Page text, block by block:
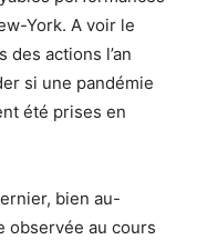
York. A voir le
des actions l’an
si une pandémie
été prises en
bien au-
observée au cours